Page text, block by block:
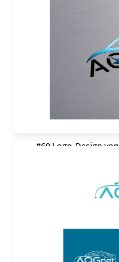
#60 Logo-Design von